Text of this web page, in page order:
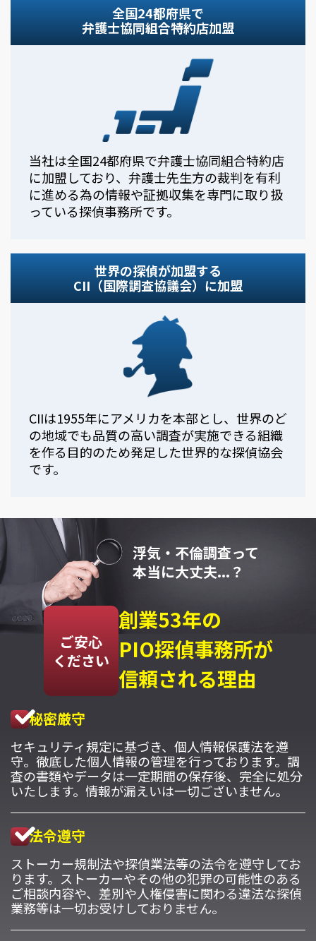
全国24都府県で
弁護士協同組合特約店加盟
当社は全国24都府県で弁護士協同組合特約店
に加盟しており、弁護士先生方の裁判を有利
に進める為の情報や証拠収集を専門に取り扱
っている探偵事務所です。
世界の探偵が加盟する
CII（国際調査協議会）に加盟
CIIは1955年にアメリカを本部とし、世界のど
の地域でも品質の高い調査が実施できる組織
を作る目的のため発足した世界的な探偵協会
です。
浮気・不倫調査って
本当に大丈夫...？
ご安心
ください
創業53年の
PIO探偵事務所が
信頼される理由
秘密厳守
セキュリティ規定に基づき、個人情報保護法を遵
守。徹底した個人情報の管理を行っております。調
査の書類やデータは一定期間の保存後、完全に処分
いたします。情報が漏えいは一切ございません。
法令遵守
ストーカー規制法や探偵業法等の法令を遵守してお
ります。ストーカーやその他の犯罪の可能性のある
ご相談内容や、差別や人権侵害に関わる違法な探偵
業務等は一切お受けしておりません。